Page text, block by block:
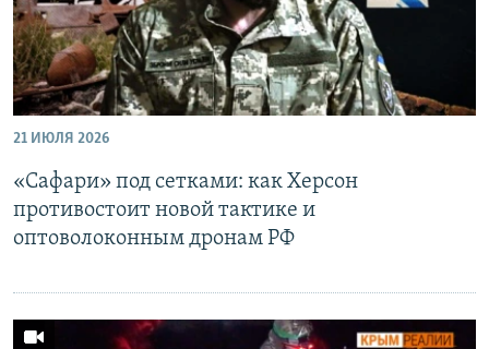
21 ИЮЛЯ 2026
«Сафари» под сетками: как Херсон
противостоит новой тактике и
оптоволоконным дронам РФ